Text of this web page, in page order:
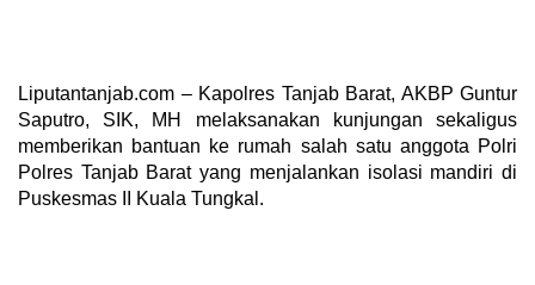
Liputantanjab.com – Kapolres Tanjab Barat, AKBP Guntur
Saputro, SIK, MH melaksanakan kunjungan sekaligus
memberikan bantuan ke rumah salah satu anggota Polri
Polres Tanjab Barat yang menjalankan isolasi mandiri di
Puskesmas II Kuala Tungkal.